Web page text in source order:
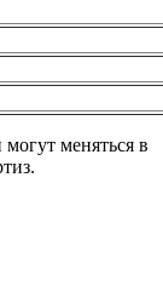
меняться в